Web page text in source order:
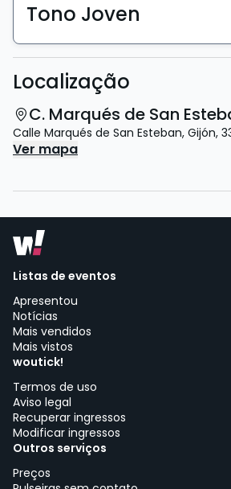
Tono Joven
Localização
C. Marqués de San
Calle Marqués de San Esteban, Gijón,
Ver mapa
Listas de eventos
Apresentou
Notícias
Mais vendidos
Mais vistos
woutick!
Termos de uso
Aviso legal
Recuperar ingressos
Modificar ingressos
Outros serviços
Preços